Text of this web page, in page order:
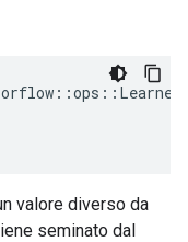
valore diverso da
seminato dal